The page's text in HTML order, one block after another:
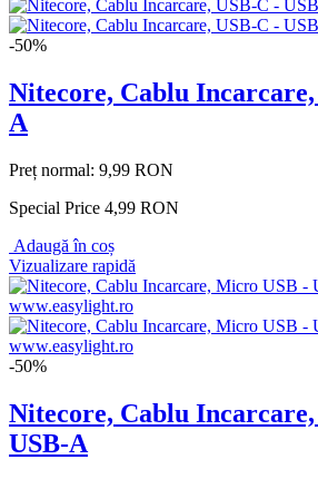
-50%
Nitecore, Cablu
A
Preț normal: 9,99 RON
Special Price 4,99 RON
Adaugă în coș
Vizualizare rapidă
-50%
Nitecore, Cablu
USB-A